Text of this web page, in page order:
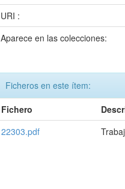
URI :
Aparece en las colecciones:
Ficheros en este ítem:
Fichero
22303.pdf